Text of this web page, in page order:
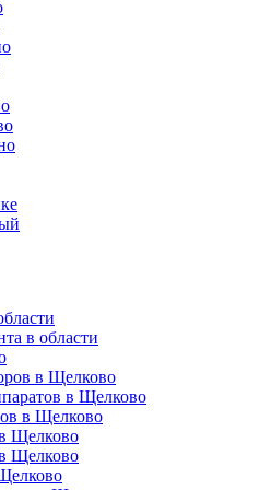
в области
в Щелково
в Щелково
в Щелково
Щелково
Щелково